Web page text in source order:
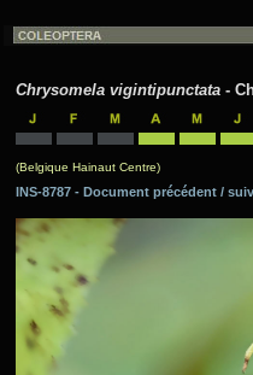
Chrysomela vigintipunctata -
(Belgique Hainaut Centre)
INS-8787 - Document précédent /